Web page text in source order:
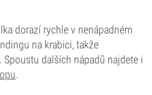
dorazí rychle v nenápadném
na krabici, takže
dalších nápadů najdete i
.